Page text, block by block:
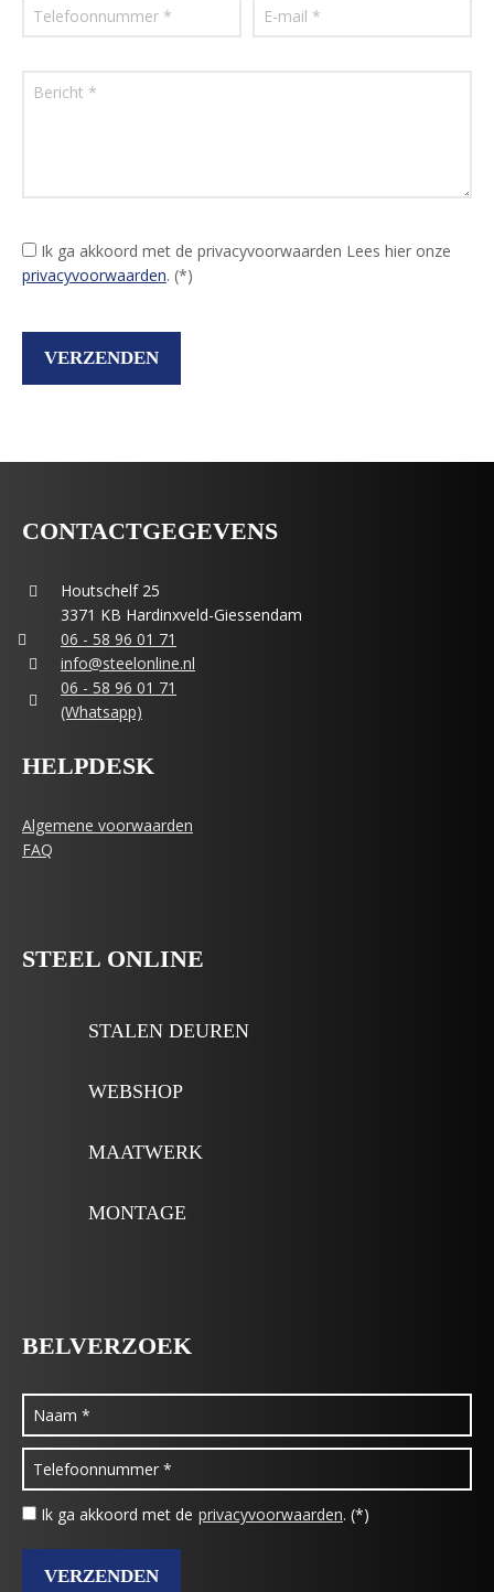
Ik ga akkoord met de privacyvoorwaarden Lees hier onze
privacyvoorwaarden. (*)
CONTACTGEGEVENS
Houtschelf 25
3371 KB Hardinxveld-Giessendam
06 - 58 96 01 71
info@steelonline.nl
06 - 58 96 01 71
(Whatsapp)
HELPDESK
Algemene voorwaarden
FAQ
STEEL ONLINE
STALEN DEUREN
WEBSHOP
MAATWERK
MONTAGE
BELVERZOEK
Ik ga akkoord met de privacyvoorwaarden. (*)